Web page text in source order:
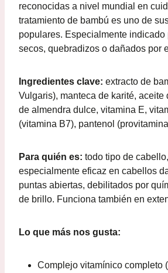
reconocidas a nivel mundial en
tratamiento de bambú es uno de
populares. Especialmente indicado
secos, quebradizos o dañados por
Ingredientes clave: extracto de
Vulgaris), manteca de karité, aceite
de almendra dulce, vitamina E,
(vitamina B7), pantenol
Para quién es: todo tipo de
especialmente eficaz en cabellos
puntas abiertas, debilitados por
de brillo. Funciona también en
Lo que más nos gusta:
Complejo vitamínico completo